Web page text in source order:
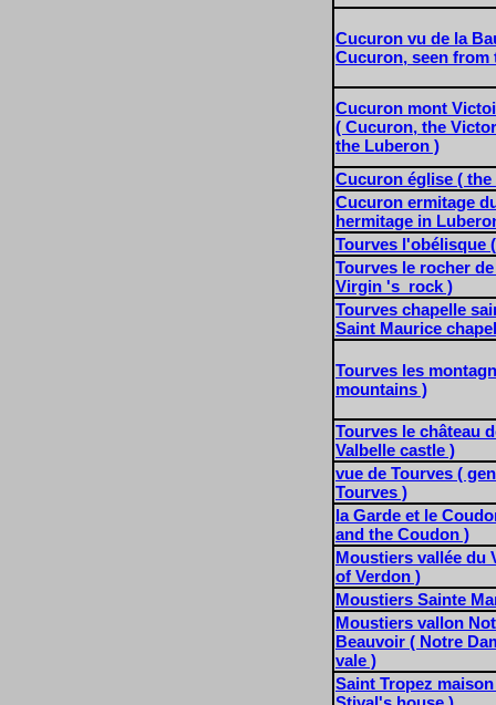
Cucuron vu de la
Cucuron, seen from
Cucuron mont
( Cucuron, the
the Luberon )
Cucuron église (
Cucuron ermitage
hermitage in
Tourves l'obélisque
Tourves le rocher
Virgin 's rock )
Tourves chapelle
Saint Maurice
Tourves les
mountains )
Tourves le château
Valbelle castle )
vue de Tourves (
Tourves )
la Garde et le
and the Coudon )
Moustiers vallée du
of Verdon )
Moustiers Sainte
Moustiers vallon
Beauvoir ( Notre
vale )
Saint Tropez